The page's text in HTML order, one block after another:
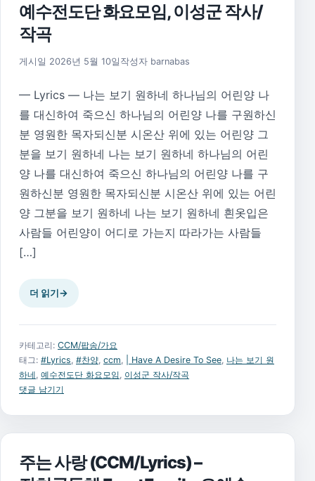
예수전도단 화요모임, 이성군 작사/
작곡
게시일 2026년 5월 10일 작성자 barnabas
— Lyrics — 나는 보기 원하네 하나님의 어린양 나
를 대신하여 죽으신 하나님의 어린양 나를 구원하신
분 영원한 목자되신분 시온산 위에 있는 어린양 그
분을 보기 원하네 나는 보기 원하네 하나님의 어린
양 나를 대신하여 죽으신 하나님의 어린양 나를 구
원하신분 영원한 목자되신분 시온산 위에 있는 어린
양 그분을 보기 원하네 나는 보기 원하네 흰옷입은
사람들 어린양이 어디로 가는지 따라가는 사람들
[…]
더 읽기→
카테고리: CCM/팝송/가요
태그: #Lyrics, #찬양, ccm, | Have A Desire To See, 나는 보기 원
하네, 예수전도단 화요모임, 이성군 작사/작곡
댓글 남기기
주는 사랑 (CCM/Lyrics) –